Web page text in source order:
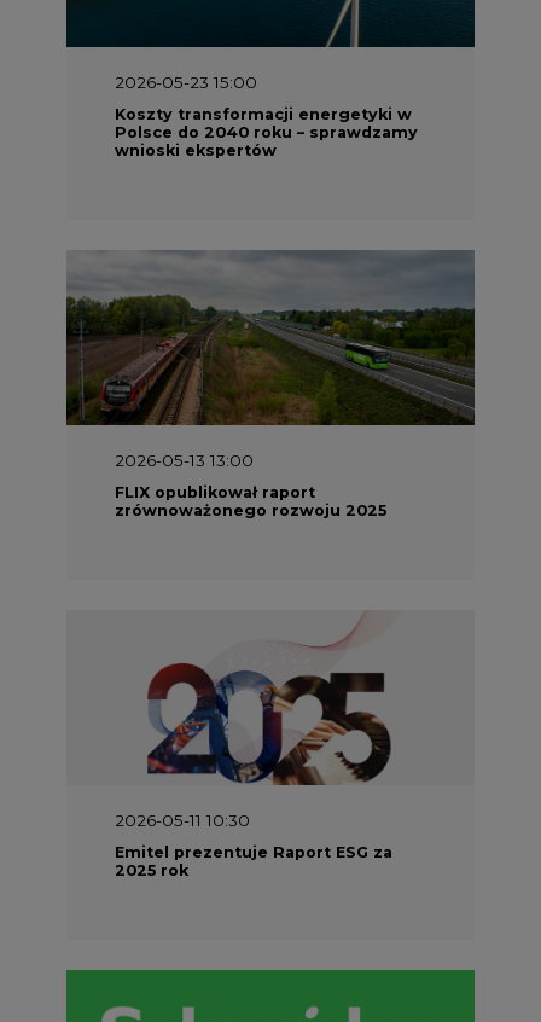
2026-05-23 15:00
Koszty transformacji energetyki w
Polsce do 2040 roku – sprawdzamy
wnioski ekspertów
2026-05-13 13:00
FLIX opublikował raport
zrównoważonego rozwoju 2025
2026-05-11 10:30
Emitel prezentuje Raport ESG za
2025 rok